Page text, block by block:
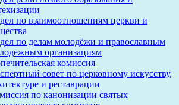
по взаимоотношениям церкви и
по делам молодёжи и православным
организациям
комиссия
совет по церковному искусству,
и реставрации
по канонизации святых